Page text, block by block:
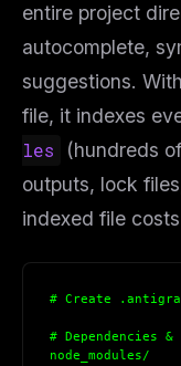
entire project
autocomplete,
suggestions.
file, it indexes
les
(hundreds
outputs, lock
indexed file
# Create
# Dependencies &
node_modules/